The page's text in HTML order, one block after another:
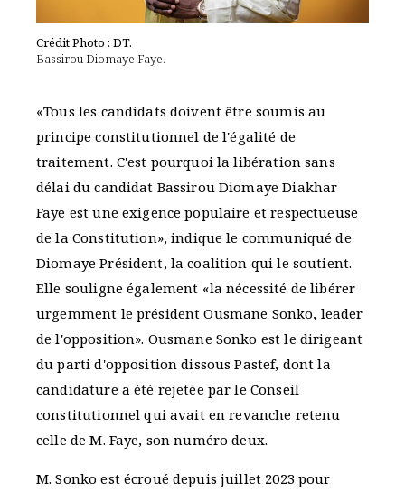
Crédit Photo : DT.
Bassirou Diomaye Faye.
«Tous les candidats doivent être soumis au
principe constitutionnel de l'égalité de
traitement. C'est pourquoi la libération sans
délai du candidat Bassirou Diomaye Diakhar
Faye est une exigence populaire et respectueuse
de la Constitution», indique le communiqué de
Diomaye Président, la coalition qui le soutient.
Elle souligne également «la nécessité de libérer
urgemment le président Ousmane Sonko, leader
de l'opposition». Ousmane Sonko est le dirigeant
du parti d'opposition dissous Pastef, dont la
candidature a été rejetée par le Conseil
constitutionnel qui avait en revanche retenu
celle de M. Faye, son numéro deux.
M. Sonko est écroué depuis juillet 2023 pour